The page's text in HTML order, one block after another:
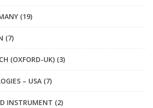
(19)
(7)
(OXFORD-UK) (3)
– USA (7)
INSTRUMENT (2)